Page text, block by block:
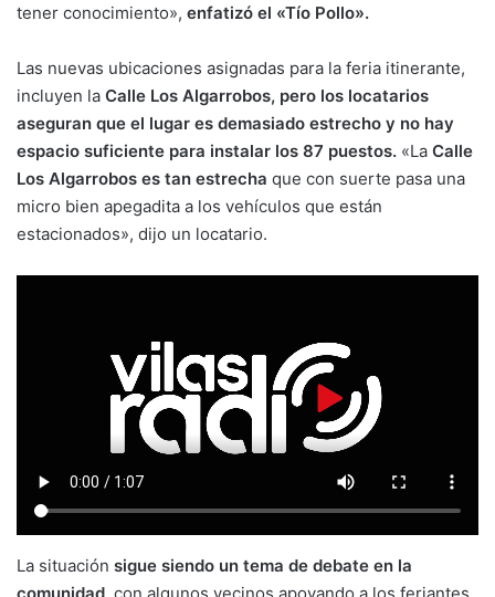
tener conocimiento», enfatizó el «Tío Pollo».
Las nuevas ubicaciones asignadas para la feria itinerante,
incluyen la Calle Los Algarrobos, pero los locatarios
aseguran que el lugar es demasiado estrecho y no hay
espacio suficiente para instalar los 87 puestos. «La Calle
Los Algarrobos es tan estrecha que con suerte pasa una
micro bien apegadita a los vehículos que están
estacionados», dijo un locatario.
La situación sigue siendo un tema de debate en la